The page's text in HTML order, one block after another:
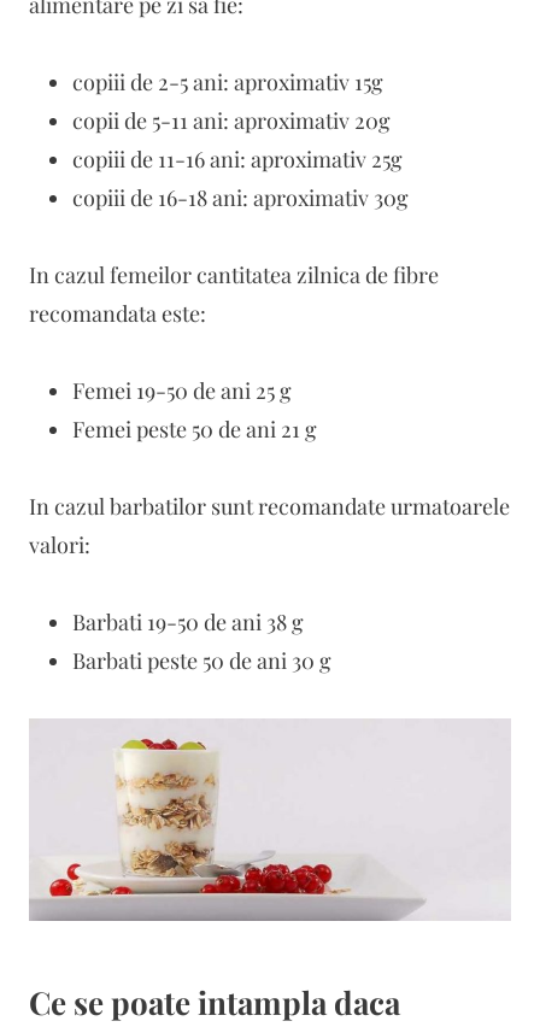
copiii de 2-5 ani: aproximativ 15g
copii de 5-11 ani: aproximativ 20g
copiii de 11-16 ani: aproximativ 25g
copiii de 16-18 ani: aproximativ 30g
In cazul femeilor cantitatea zilnica de fibre
recomandata este:
Femei 19-50 de ani 25 g
Femei peste 50 de ani 21 g
In cazul barbatilor sunt recomandate urmatoarele
valori:
Barbati 19-50 de ani 38 g
Barbati peste 50 de ani 30 g
Ce se poate intampla daca